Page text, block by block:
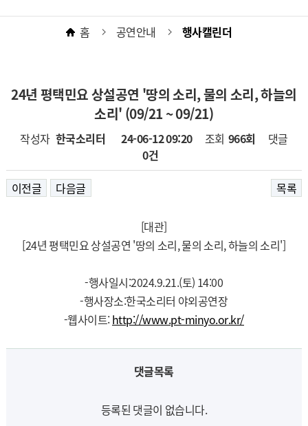
홈 공연안내 행사캘린더
24년 평택민요 상설공연 '땅의 소리, 물의 소리, 하늘의
소리' (09/21 ~ 09/21)
페이지 정보
작성자 한국소리터 24-06-12 09:20 조회 966회
댓글
0건
이전글
다음글 목록
[대관]
[24년 평택민요 상설공연 '땅의 소리, 물의 소리, 하늘의 소리']
-행사일시:2024.9.21.(토) 14:00
-행사장소:한국소리터 야외공연장
-웹사이트:http://www.pt-minyo.or.kr/
댓글목록
등록된 댓글이 없습니다.